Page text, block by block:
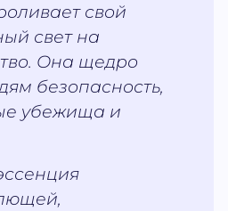
свой
свет на
Она щедро
безопасность,
убежища и